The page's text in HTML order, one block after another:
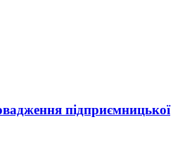
підприємницької